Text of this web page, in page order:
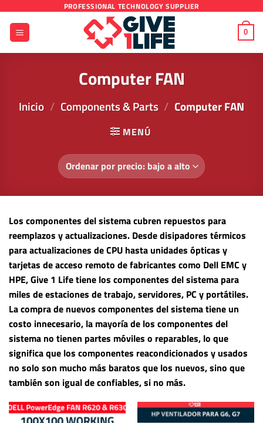
contenido
PROFESSIONAL TECHNOLOGY SUPPLIER
0
Computer FAN
Inicio / Components & Parts / Computer FAN
MENÚ
Los componentes del sistema cubren repuestos para
reemplazos y actualizaciones. Desde disipadores térmicos
para actualizaciones de CPU hasta unidades ópticas y
tarjetas de acceso remoto de fabricantes como Dell EMC y
HPE, Give 1 Life tiene los componentes del sistema para
miles de estaciones de trabajo, servidores, PC y portátiles.
La compra de nuevos componentes del sistema tiene un
costo innecesario, la mayoría de los componentes del
sistema no tienen partes móviles o reparables, lo que
significa que los componentes reacondicionados y usados ​​
no solo son mucho más baratos que los nuevos, sino que
también son igual de confiables, si no más.